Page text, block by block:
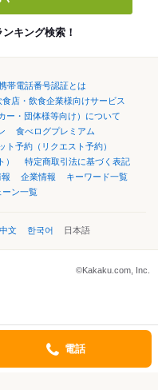
キング検索！
帯電話番号認証とは
食店・飲食企業様向けサービス
ー・団体様等向け）について
食べログプレミアム
ト予約（リクエスト予約）
特定商取引法に基づく表記
企業情報
キーワード一覧
ーン一覧
文 한국어 日本語
©Kakaku.com, Inc.
電話